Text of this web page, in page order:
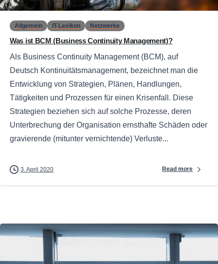
Allgemein IT-Lexikon Netzwerke
Was ist BCM (Business Continuity Management)?
Als Business Continuity Management (BCM), auf
Deutsch Kontinuitätsmanagement, bezeichnet man die
Entwicklung von Strategien, Plänen, Handlungen,
Tätigkeiten und Prozessen für einen Krisenfall. Diese
Strategien beziehen sich auf solche Prozesse, deren
Unterbrechung der Organisation ernsthafte Schäden oder
gravierende (mitunter vernichtende) Verluste...
3. April 2020 Read more